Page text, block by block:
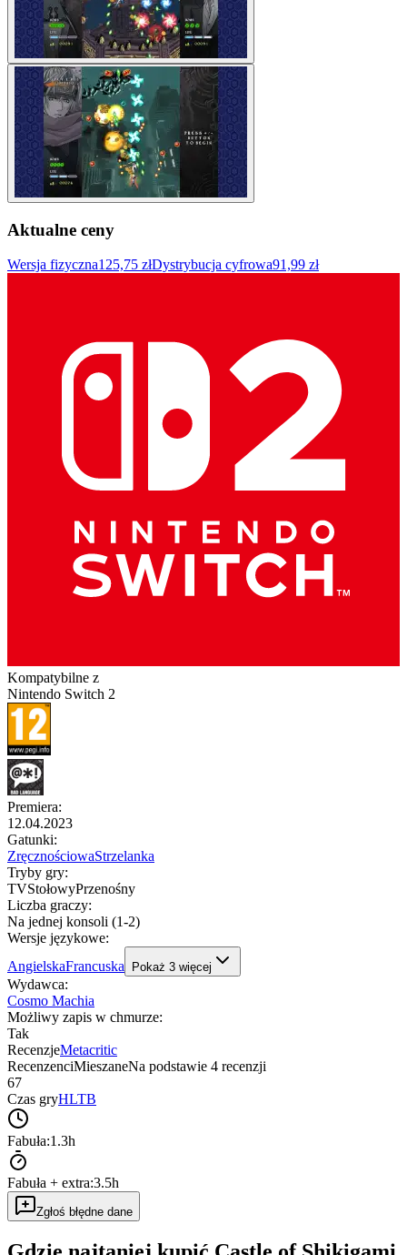
Aktualne ceny
Wersja fizyczna125,75 złDystrybucja cyfrowa91,99 zł
Kompatybilne z
Nintendo Switch 2
Premiera:
12.04.2023
Gatunki:
ZręcznościowaStrzelanka
Tryby gry:
TVStołowyPrzenośny
Liczba graczy:
Na jednej konsoli (1-2)
Wersje językowe:
AngielskaFrancuska Pokaż 3 więcej
Wydawca:
Cosmo Machia
Możliwy zapis w chmurze:
Tak
RecenzjeMetacritic
RecenzenciMieszaneNa podstawie 4 recenzji
67
Czas gryHLTB
Fabuła:1.3h
Fabuła + extra:3.5h
Zgłoś błędne dane